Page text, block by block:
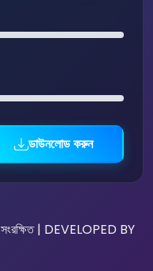
ডাউনলোড করুন
সংরক্ষিত | DEVELOPED BY